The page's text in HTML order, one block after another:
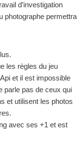
d’investigation
photographe permettra
les règles du jeu
et il est impossible
parle pas de ceux qui
et utilisent les photos
avec ses +1 et est